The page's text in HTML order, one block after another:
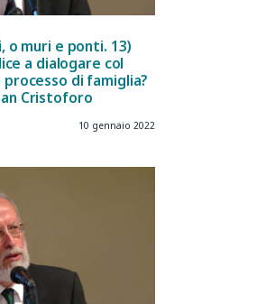
o muri e ponti. 13)
a dialogare col
di famiglia?
Cristoforo
10 gennaio 2022